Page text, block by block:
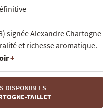
signée Alexandre Chartogne
et richesse aromatique.
+
DISPONIBLES
TAILLET